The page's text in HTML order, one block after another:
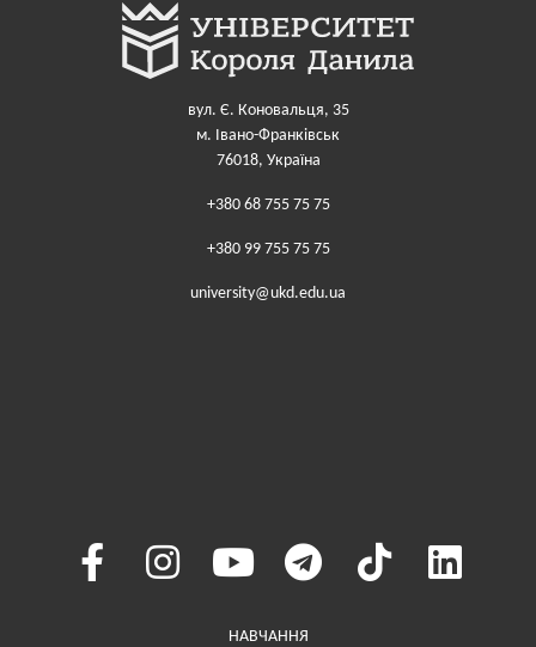
вул. Є. Коновальця, 35
м. Івано-Франківськ
76018, Україна
+380 68 755 75 75
+380 99 755 75 75
university@ukd.edu.ua
Меню у хедері
НАВЧАННЯ